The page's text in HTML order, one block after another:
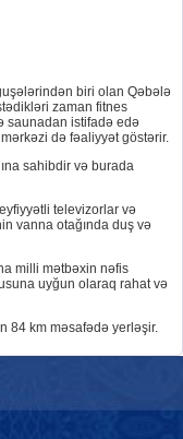
biri olan Qəbələ
zaman fitnes
saunadan istifadə edə
də fəaliyyət göstərir.
sahibdir və burada
televizorlar və
vanna otağında duş və
milli mətbəxin nəfis
uyğun olaraq rahat və
84 km məsafədə yerləşir.